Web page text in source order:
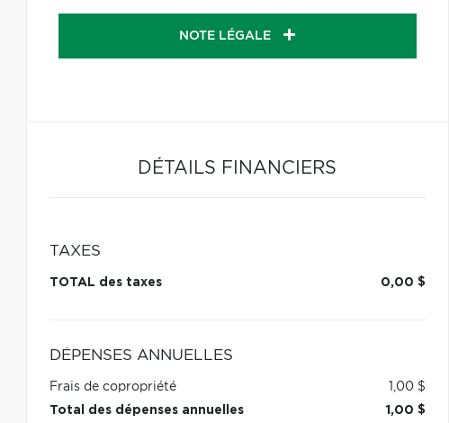
NOTE LÉGALE
DÉTAILS FINANCIERS
TAXES
TOTAL des taxes 0,00 $
DÉPENSES ANNUELLES
Frais de copropriété
1,00 $
Total des dépenses annuelles
1,00 $